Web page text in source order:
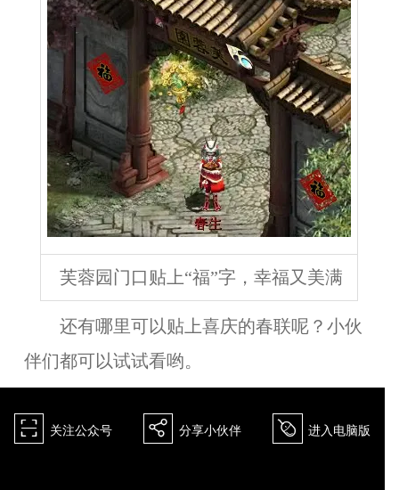
芙蓉园门口贴上“福”字，幸福又美满
还有哪里可以贴上喜庆的春联呢？小伙
伴们都可以试试看哟。
򰀁 关注公众号 򰀂 分享小伙伴 򰀄 进入电脑版